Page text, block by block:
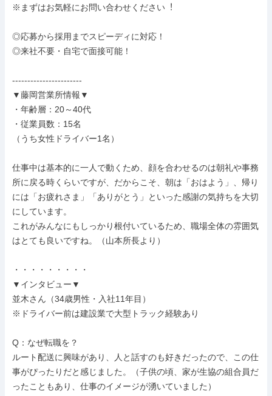
※まずはお気軽にお問い合わせください︕
◎応募から採用までスピーディに対応！
◎来社不要・自宅で面接可能！
-----------------------
▼藤岡営業所情報▼
・年齢層：20～40代
・従業員数：15名
（うち女性ドライバー1名）
仕事中は基本的に一人で動くため、顔を合わせるのは朝礼や事務
所に戻る時くらいですが、だからこそ、朝は「おはよう」、帰り
には「お疲れさま」「ありがとう」といった感謝の気持ちを大切
にしています。
これがみんなにもしっかり根付いているため、職場全体の雰囲気
はとても良いですね。（山本所長より）
・・・・・・・・・
▼インタビュー▼
並木さん（34歳男性・入社11年目）
※ドライバー前は建設業で大型トラック経験あり
Q：なぜ転職を？
ルート配送に興味があり、人と話すのも好きだったので、この仕
事がぴったりだと感じました。（子供の頃、家が生協の組合員だ
ったこともあり、仕事のイメージが湧いていました）